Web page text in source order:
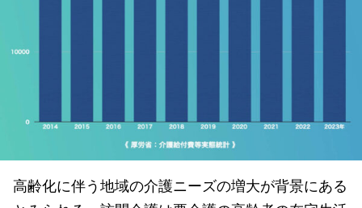
高齢化に伴う地域の介護ニーズの増大が背景にある